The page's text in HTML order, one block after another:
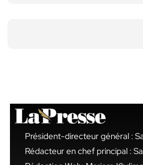
Président-directeur général :
Rédacteur en chef principal :